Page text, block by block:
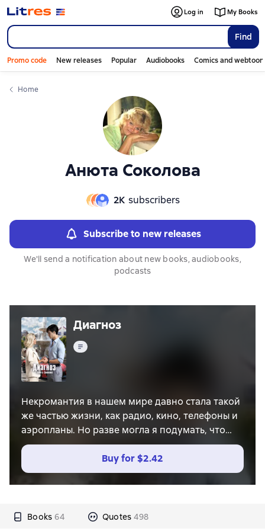
Find
Log in My Books
Promo code New releases Popular Audiobooks Comics and
Home
Анюта Соколова
2К subscribers
Subscribe to new releases
We'll send a notification about new books, audiobooks,
podcasts
Диагноз
Text
Некромантия в нашем мире давно стала такой
же частью жизни, как радио, кино, телефоны и
аэропланы. Но разве могла я подумать, что
однажды приду наниматься на службу к
лучшему некроманту столицы! Он – дерзкий,
ироничный красавец, который требует, чтобы я
находилась рядом двадцать четыре часа в
пять дней в году. Что ж, я не боюсь трупов,
Buy for$2.42
Books 64 Quotes 498
Слайдер с книгами
Слайдер с книгами